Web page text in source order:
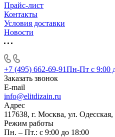
Прайс-лист
Контакты
Условия доставки
Новости
+7 (495) 662-69-91Пн-Пт c 9:00
Заказать звонок
E-mail
info@elitdizain.ru
Адрес
117638, г. Москва, ул.
Режим работы
Пн. – Пт.: с 9:00 до 18:00